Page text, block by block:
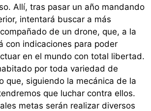
Allí, tras pasar un año mandando
intentará buscar a más
de un drone, que, a la
con indicaciones para poder
en el mundo con total libertad.
por toda variedad de
que, siguiendo la mecánica de la
que luchar contra ellos.
metas serán realizar diversos